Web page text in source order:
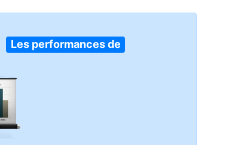
Les performances de